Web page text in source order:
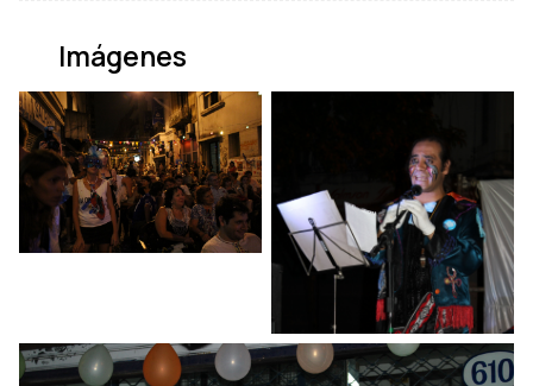
Imágenes